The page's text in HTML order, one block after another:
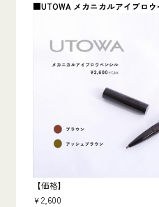
■UTOWA メカニカルアイブロ
【価格】
￥2,600